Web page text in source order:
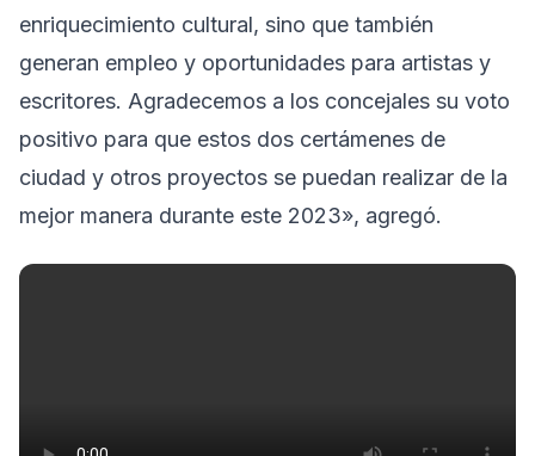
enriquecimiento cultural, sino que también
generan empleo y oportunidades para artistas y
escritores. Agradecemos a los concejales su voto
positivo para que estos dos certámenes de
ciudad y otros proyectos se puedan realizar de la
mejor manera durante este 2023», agregó.